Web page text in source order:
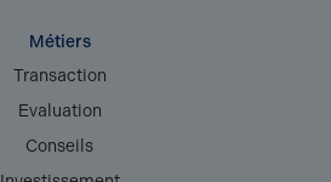
Métiers
Transaction
Evaluation
Conseils